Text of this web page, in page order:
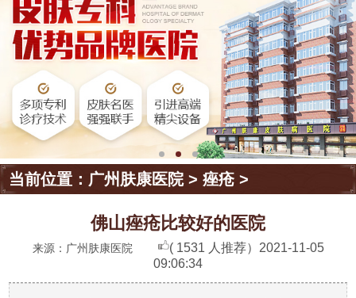
当前位置： 广州肤康医院>痤疮 >
佛山痤疮比较好的医院
来源：广州肤康医院 ( 1531 人推荐） 2021-11-05
09:06:34